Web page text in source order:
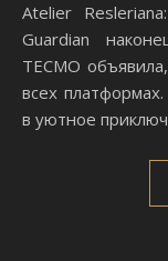
Atelier Resleriana: The Red Alchemist and the White
Guardian
TECMO
всех
в уютное